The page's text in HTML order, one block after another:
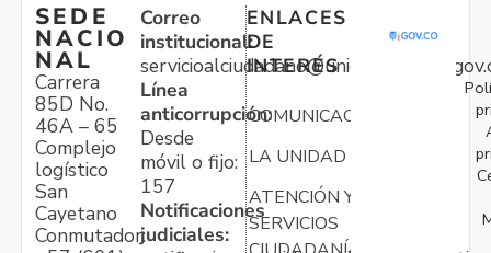
SEDE
NACIO
NAL
Carrera
85D No.
46A – 65
Complejo
logístico
San
Cayetano
Conmutador:
Correo
institucional:
Línea
anticorrupción:
Desde
móvil o fijo:
157
Notificaciones
judiciales:
ENLACES
DE
INTERÉS
COMUNICACIONES
LA UNIDAD
ATENCIÓN Y
SERVICIOS